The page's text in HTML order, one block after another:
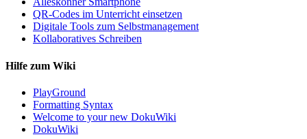
QR-Codes im Unterricht einsetzen
Digitale Tools zum Selbstmanagement
Kollaboratives Schreiben
Hilfe zum Wiki
PlayGround
Formatting Syntax
Welcome to your new DokuWiki
DokuWiki